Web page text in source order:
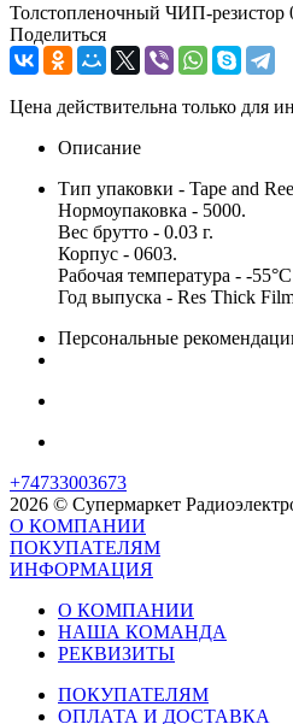
Толстопленочный ЧИП-
Поделиться
Цена действительна только для
Описание
Тип упаковки - Tape and
Нормоупаковка - 5000.
Вес брутто - 0.03 г.
Корпус - 0603.
Рабочая температура - -
Год выпуска - Res Thick
Персональные
+74733003673
2026 © Супермаркет
О КОМПАНИИ
ПОКУПАТЕЛЯМ
ИНФОРМАЦИЯ
О КОМПАНИИ
НАША КОМАНДА
РЕКВИЗИТЫ
ПОКУПАТЕЛЯМ
ОПЛАТА И ДОСТАВКА